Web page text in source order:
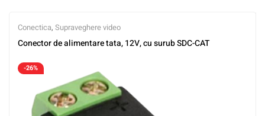
Conectica, Supraveghere video
Conector de alimentare tata, 12V, cu surub SDC-CAT
-26%